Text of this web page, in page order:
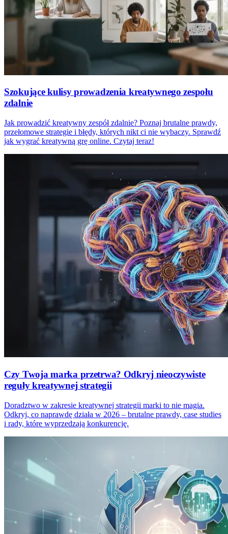
Szokujące kulisy prowadzenia kreatywnego zespołu
zdalnie
Jak prowadzić kreatywny zespół zdalnie? Poznaj brutalne prawdy,
przełomowe strategie i błędy, których nikt ci nie wybaczy. Sprawdź
jak wygrać kreatywną grę online. Czytaj teraz!
Czy Twoja marka przetrwa? Odkryj nieoczywiste
reguły kreatywnej strategii
Doradztwo w zakresie kreatywnej strategii marki to nie magia.
Odkryj, co naprawdę działa w 2026 – brutalne prawdy, case studies
i rady, które wyprzedzają konkurencję.